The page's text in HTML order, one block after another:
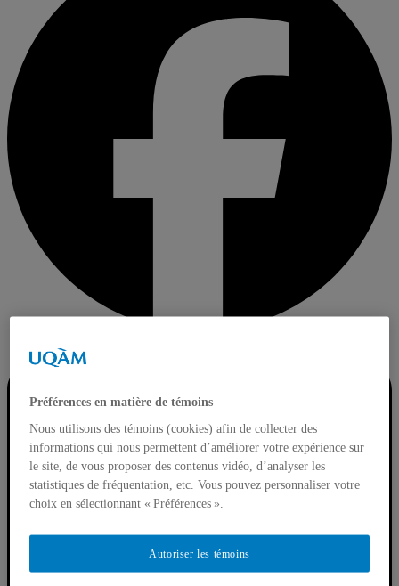
Préférences en matière de témoins
Nous utilisons des témoins (cookies) afin de collecter des
informations qui nous permettent d’améliorer votre expérience sur
le site, de vous proposer des contenus vidéo, d’analyser les
statistiques de fréquentation, etc. Vous pouvez personnaliser votre
choix en sélectionnant « Préférences ».
Autoriser les témoins